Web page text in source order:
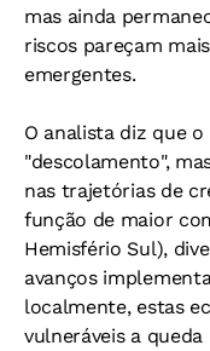
mas ainda
riscos pareçam
emergentes.
O analista diz que
"descolamento",
nas trajetórias de
função de maior
Hemisfério Sul),
avanços
localmente, estas
vulneráveis a